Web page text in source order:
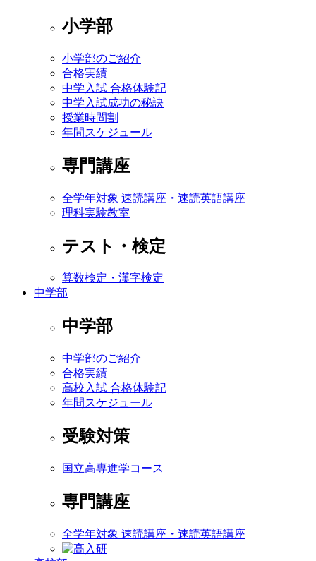
小学部
小学部のご紹介
合格実績
中学入試 合格体験記
中学入試成功の秘訣
授業時間割
年間スケジュール
専門講座
全学年対象 速読講座・速読英語講座
理科実験教室
テスト・検定
算数検定・漢字検定
中学部
中学部
中学部のご紹介
合格実績
高校入試 合格体験記
年間スケジュール
受験対策
国立高専進学コース
専門講座
全学年対象 速読講座・速読英語講座